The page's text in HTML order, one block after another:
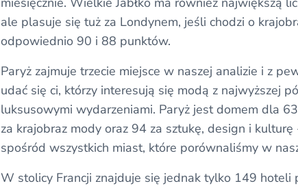
ale plasuje się tuż za Londynem, jeśli chodzi o
odpowiednio 90 i 88 punktów.
Paryż zajmuje trzecie miejsce w naszej analizie i z
udać się ci, którzy interesują się modą z najwyższej
luksusowymi wydarzeniami. Paryż jest domem dla
za krajobraz mody oraz 94 za sztukę, design i
spośród wszystkich miast, które porównaliśmy w
W stolicy Francji znajduje się jednak tylko 149 hoteli